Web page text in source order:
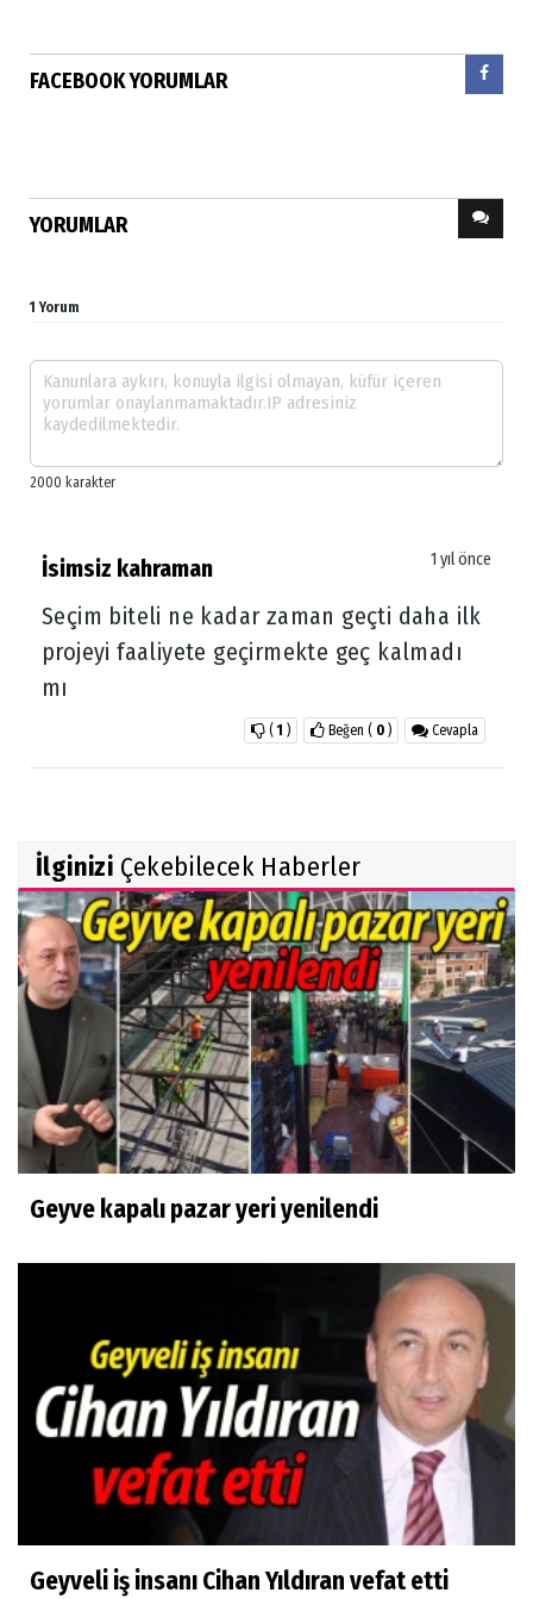
FACEBOOK YORUMLAR
YORUMLAR
1 Yorum
İsimsiz kahraman 1 yıl önce
Seçim biteli ne kadar zaman geçti daha ilk
projeyi faaliyete geçirmekte geç kalmadı
mı
Cevapla
Beğen ( 0 )
( 1 )
İlginizi Çekebilecek Haberler
Geyve kapalı pazar yeri yenilendi
Geyveli iş insanı Cihan Yıldıran vefat etti